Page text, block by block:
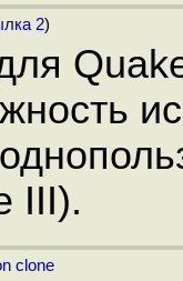
2)
III).
clone